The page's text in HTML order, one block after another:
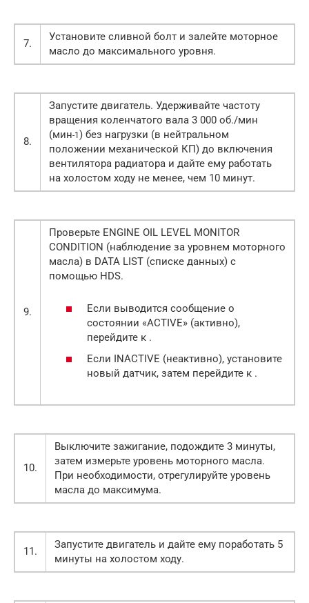
7.
Установите сливной болт и залейте моторное
масло до максимального уровня.
8.
Запустите двигатель. Удерживайте частоту
вращения коленчатого вала 3 000 об./мин
(мин-1 ) без нагрузки (в нейтральном
положении механической КП) до включения
вентилятора радиатора и дайте ему работать
на холостом ходу не менее, чем 10 минут.
9.
Проверьте ENGINE OIL LEVEL MONITOR
CONDITION (наблюдение за уровнем моторного
масла) в DATA LIST (списке данных) с
помощью HDS.
Если выводится сообщение о
состоянии «ACTIVE» (активно),
перейдите к .
Если INACTIVE (неактивно), установите
новый датчик, затем перейдите к .
10.
Выключите зажигание, подождите 3 минуты,
затем измерьте уровень моторного масла.
При необходимости, отрегулируйте уровень
масла до максимума.
11.
Запустите двигатель и дайте ему поработать 5
минуты на холостом ходу.